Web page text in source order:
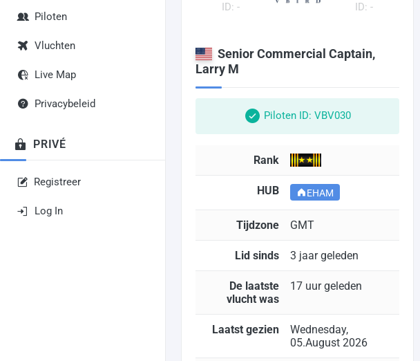
Piloten
Vluchten
Live Map
Privacybeleid
PRIVÉ
Registreer
Log In
ID: - ID: -
Senior Commercial Captain,
Larry M
Piloten ID: VBV030
Rank
HUB EHAM
Tijdzone GMT
Lid sinds 3 jaar geleden
De laatste
vlucht was
17 uur geleden
Laatst gezien
Wednesday,
05.August 2026